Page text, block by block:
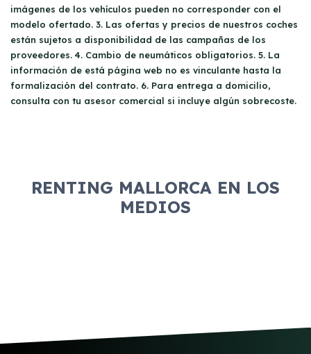
imágenes de los vehículos pueden no corresponder con el
modelo ofertado. 3. Las ofertas y precios de nuestros coches
están sujetos a disponibilidad de las campañas de los
proveedores. 4. Cambio de neumáticos obligatorios. 5. La
información de está página web no es vinculante hasta la
formalización del contrato. 6. Para entrega a domicilio,
consulta con tu asesor comercial si incluye algún sobrecoste.
RENTING MALLORCA EN LOS
MEDIOS